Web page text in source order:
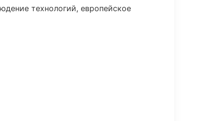
технологий, европейское